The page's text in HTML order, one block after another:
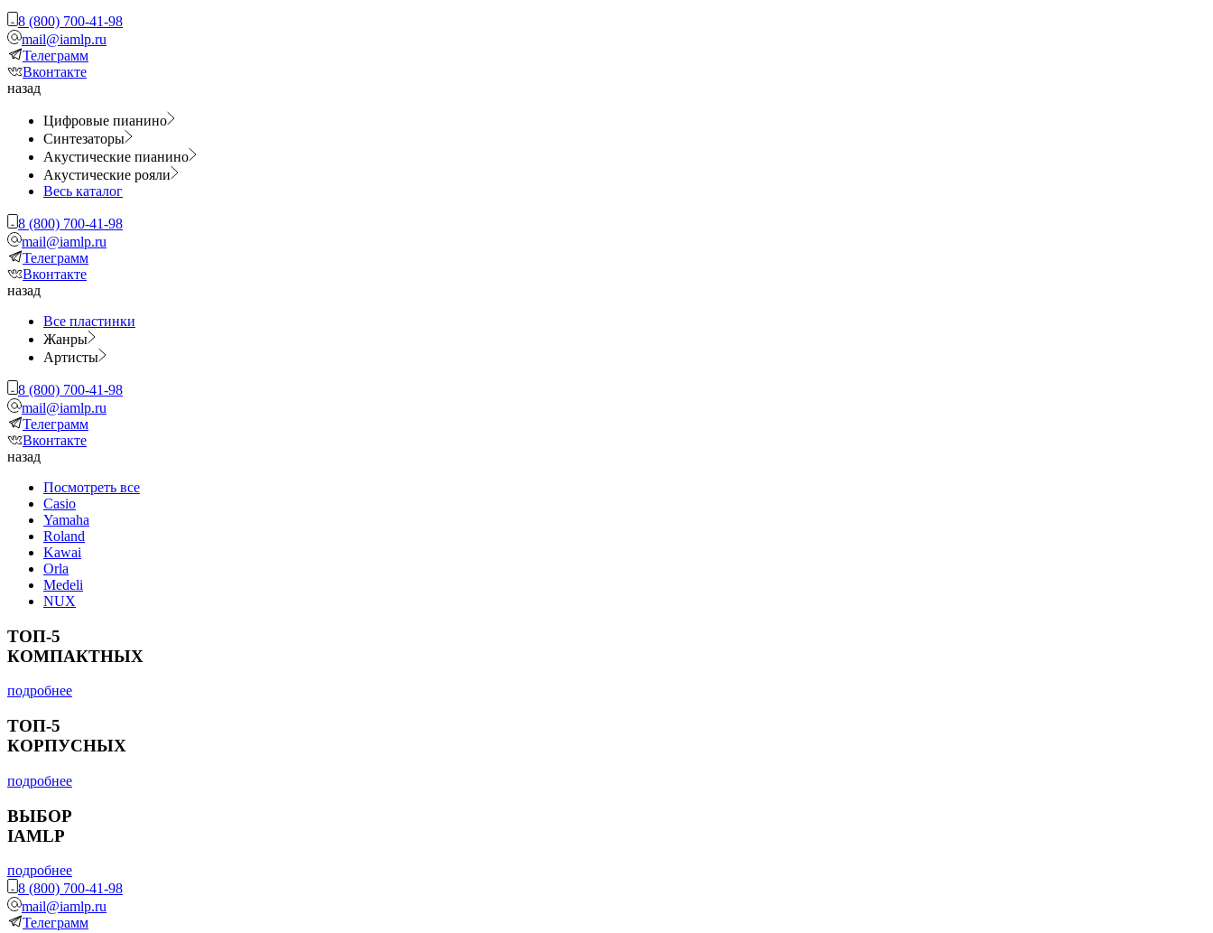
8 (800) 700-41-98
mail@iamlp.ru
Телеграмм
Вконтакте
назад
Цифровые пианино
Синтезаторы
Акустические пианино
Акустические рояли
Весь каталог
8 (800) 700-41-98
mail@iamlp.ru
Телеграмм
Вконтакте
назад
Все пластинки
Жанры
Артисты
8 (800) 700-41-98
mail@iamlp.ru
Телеграмм
Вконтакте
назад
Посмотреть все
Casio
Yamaha
Roland
Kawai
Orla
Medeli
NUX
ТОП-5
КОМПАКТНЫХ
подробнее
ТОП-5
КОРПУСНЫХ
подробнее
ВЫБОР
IAMLP
подробнее
8 (800) 700-41-98
mail@iamlp.ru
Телеграмм